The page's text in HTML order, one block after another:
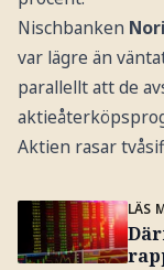
Nischbanken
var lägre än
parallellt att de
Aktien rasar
LÄS